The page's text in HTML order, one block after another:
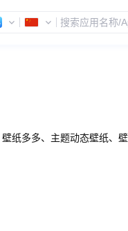
纸多多、主题动态壁纸、